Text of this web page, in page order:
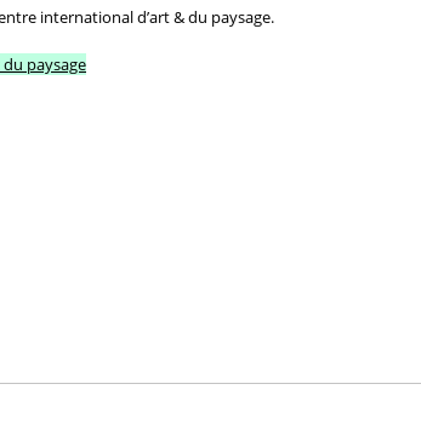
international d’art & du paysage.
paysage